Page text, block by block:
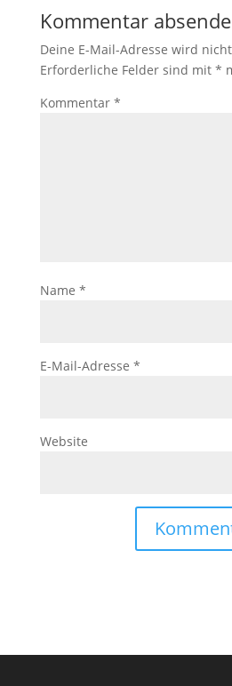
Kommentar
Deine E-Mail-Adresse wird
Erforderliche Felder sind mit *
Kommentar *
Name *
E-Mail-Adresse *
Website